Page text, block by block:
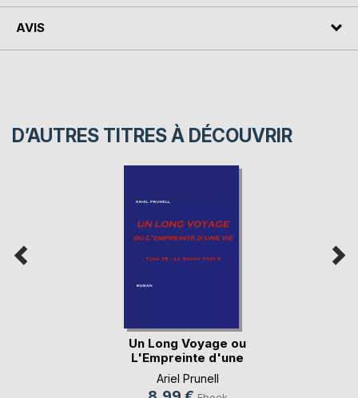
AVIS
D’AUTRES TITRES À DÉCOUVRIR
Un Long Voyage ou
L'Empreinte d'une
vie
Ariel Prunell